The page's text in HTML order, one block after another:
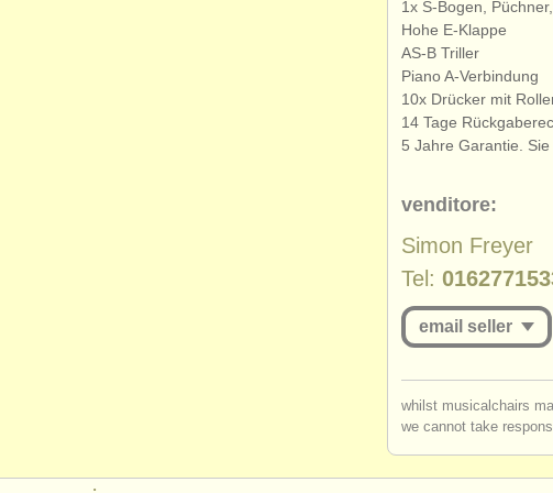
1x S-Bogen,
Hohe E-Klappe
AS-B Triller
Piano A-Verbindung
10x Drücker mit
14 Tage
5 Jahre Garantie.
venditore:
Simon Freyer
Tel:
email seller
log inor
whilst musicalchairs
we cannot take